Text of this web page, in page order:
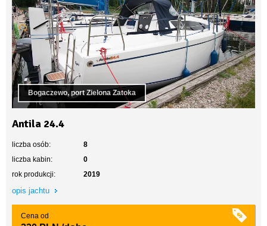
Bogaczewo, port Zielona Zatoka
Antila 24.4
liczba osób:
8
liczba kabin:
0
rok produkcji:
2019
opis jachtu
Cena od